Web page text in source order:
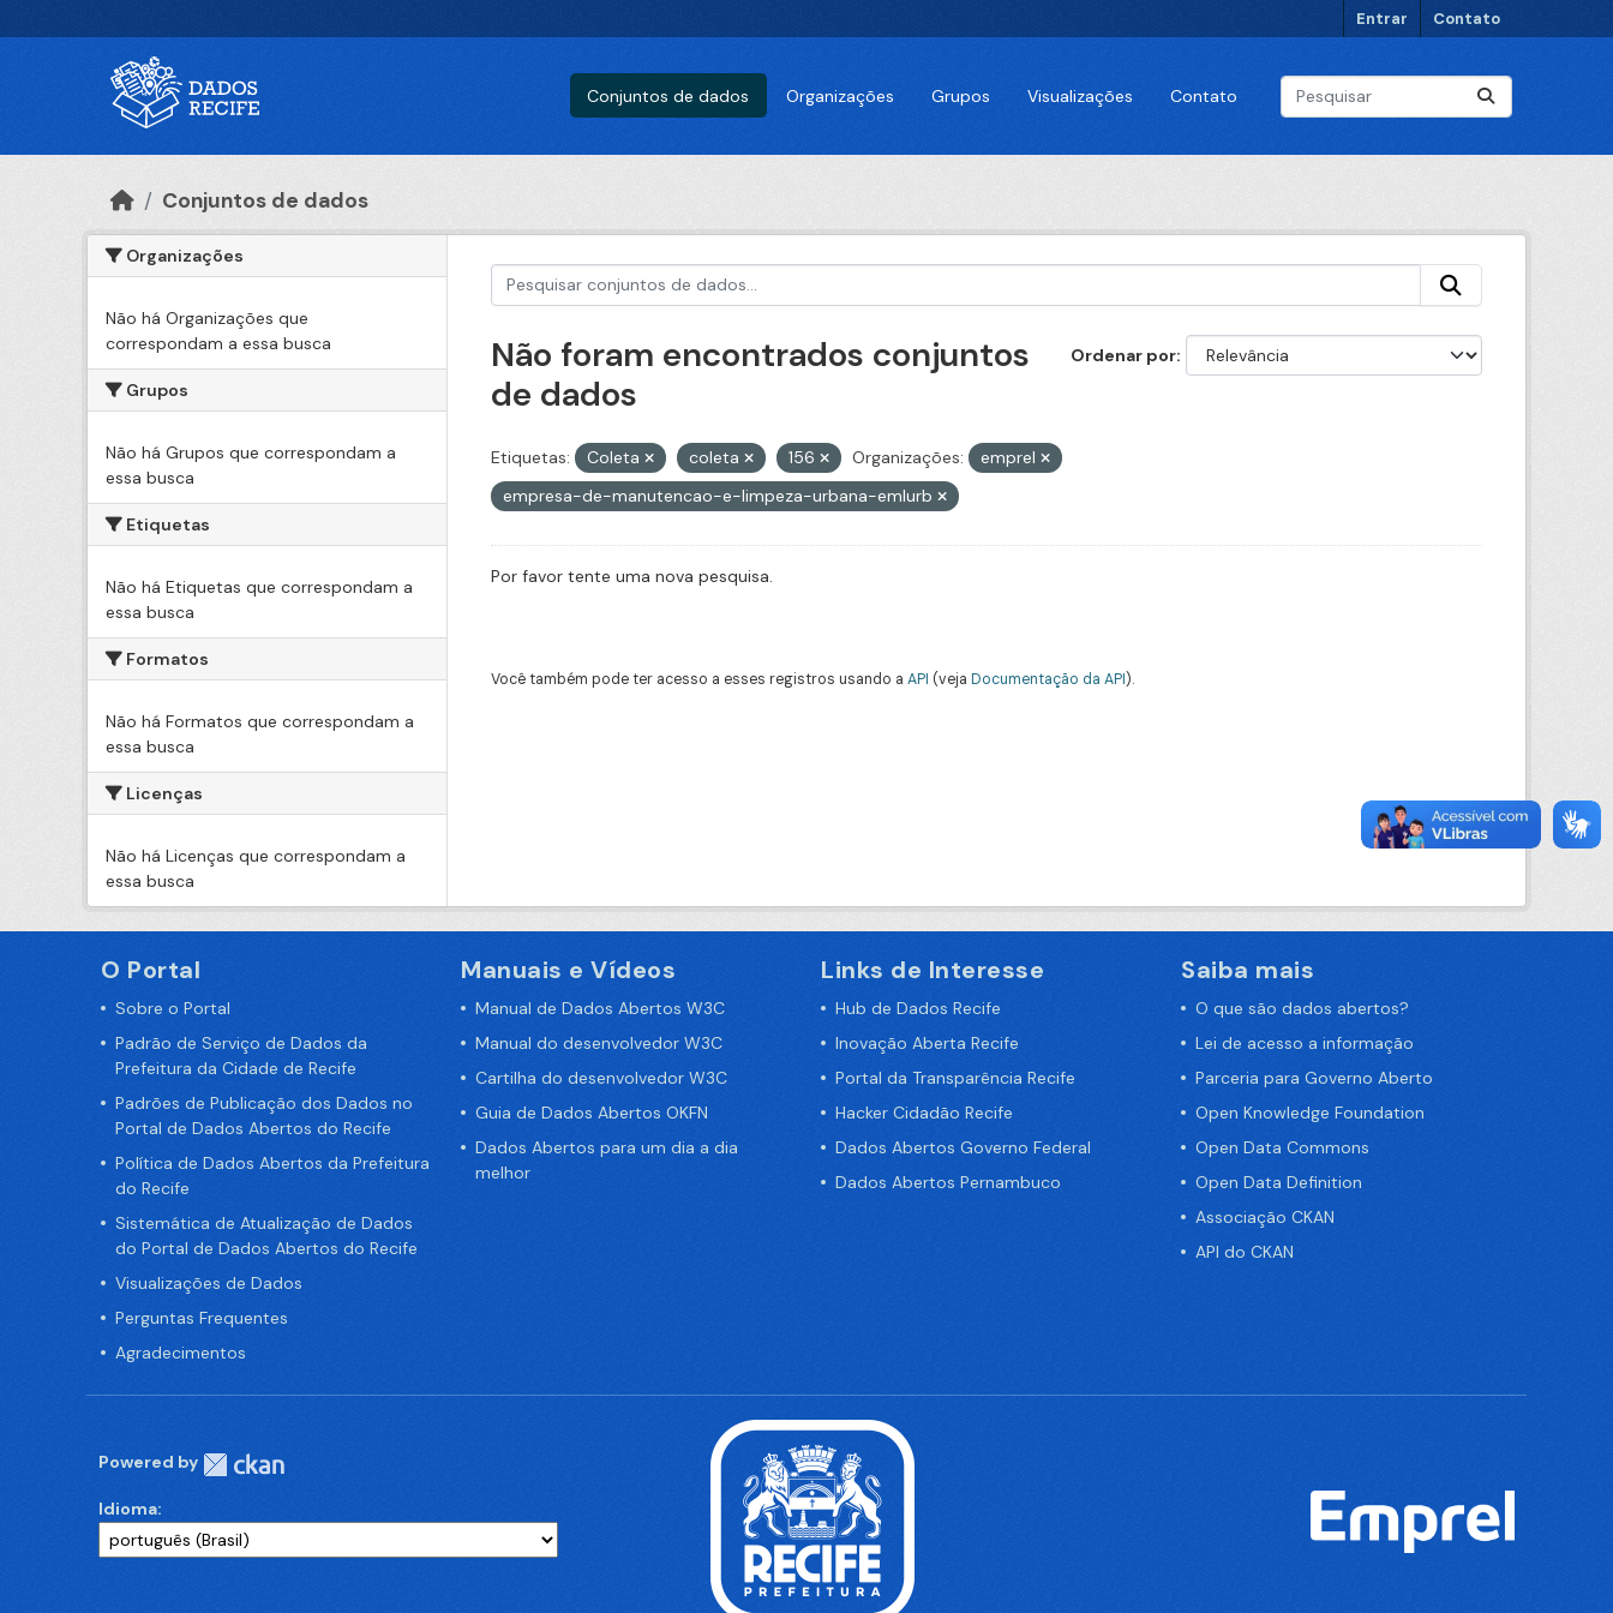
Entrar Contato
Conjuntos de dados Organizações Grupos Visualizações Contato
Conjuntos de dados
Organizações
Não há Organizações que
correspondam a essa busca
Grupos
Não há Grupos que correspondam a
essa busca
Etiquetas
Não há Etiquetas que correspondam a
essa busca
Formatos
Não há Formatos que correspondam a
essa busca
Licenças
Não há Licenças que correspondam a
essa busca
Ordenar por
Não foram encontrados conjuntos
de dados
Etiquetas: Coleta coleta 156 Organizações:
emprel
empresa-de-manutencao-e-limpeza-urbana-emlurb
Por favor tente uma nova pesquisa.
Você também pode ter acesso a esses registros usando a API (veja Documentação da API).
O Portal
Sobre o Portal
Padrão de Serviço de Dados da
Prefeitura da Cidade de Recife
Padrões de Publicação dos Dados no
Portal de Dados Abertos do Recife
Política de Dados Abertos da Prefeitura
do Recife
Sistemática de Atualização de Dados
do Portal de Dados Abertos do Recife
Visualizações de Dados
Perguntas Frequentes
Agradecimentos
Manuais e Vídeos
Manual de Dados Abertos W3C
Manual do desenvolvedor W3C
Cartilha do desenvolvedor W3C
Guia de Dados Abertos OKFN
Dados Abertos para um dia a dia
melhor
Links de Interesse
Hub de Dados Recife
Inovação Aberta Recife
Portal da Transparência Recife
Hacker Cidadão Recife
Dados Abertos Governo Federal
Dados Abertos Pernambuco
Saiba mais
O que são dados abertos?
Lei de acesso a informação
Parceria para Governo Aberto
Open Knowledge Foundation
Open Data Commons
Open Data Definition
Associação CKAN
API do CKAN
Powered by
Idioma